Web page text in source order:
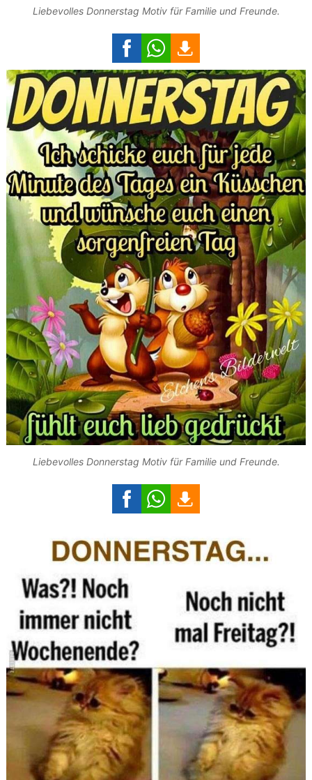
Liebevolles Donnerstag Motiv für Familie und Freunde.
Liebevolles Donnerstag Motiv für Familie und Freunde.